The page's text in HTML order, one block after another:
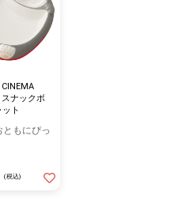
CINEMA
スナックボ
ト
ともにぴっ
(税込)